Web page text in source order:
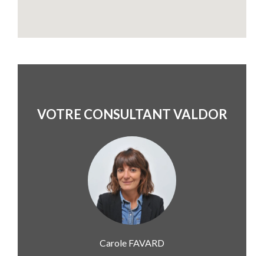
VOTRE CONSULTANT VALDOR
Carole FAVARD